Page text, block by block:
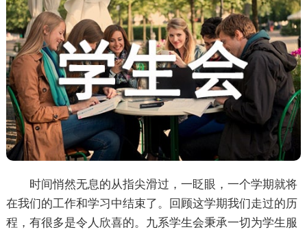
时间悄然无息的从指尖滑过，一眨眼，一个学期就将
在我们的工作和学习中结束了。回顾这学期我们走过的历
程，有很多是令人欣喜的。九系学生会秉承一切为学生服